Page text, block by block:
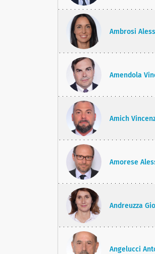
Ambrosi
Amendola
Amich
Amorese
Andreuzza
Angelucci